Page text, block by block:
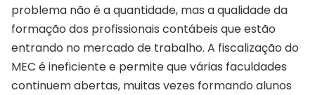
problema não é a quantidade, mas a qualidade da
formação dos profissionais contábeis que estão
entrando no mercado de trabalho. A fiscalização do
MEC é ineficiente e permite que várias faculdades
continuem abertas, muitas vezes formando alunos